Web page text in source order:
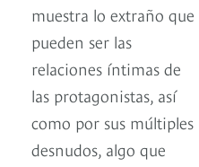
muestra lo extraño que
pueden ser las
relaciones íntimas de
las protagonistas, así
como por sus múltiples
desnudos, algo que